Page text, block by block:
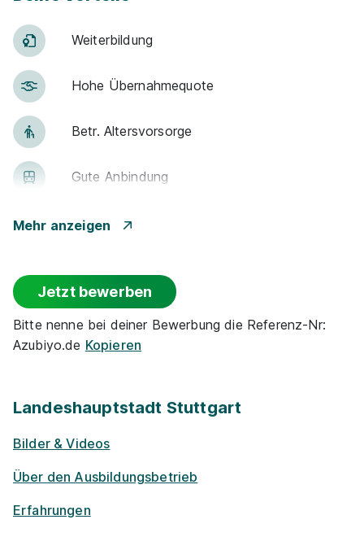
Weiter­bildung
Hohe Über­nah­me­quote
Betr. Alters­vor­sorge
Gute An­bin­dung
Kantine
Flexible Arbeitszeit
Woh­nungs-Un­ter­stüt­zung
Azubi-Frei­zei­ten
Mehr anzeigen
Jetzt bewerben
Bitte nenne bei deiner Bewerbung die Referenz-Nr:
Azubiyo.de Kopieren
Landeshauptstadt Stuttgart
Bilder & Videos
Über den Ausbildungsbetrieb
Erfahrungen